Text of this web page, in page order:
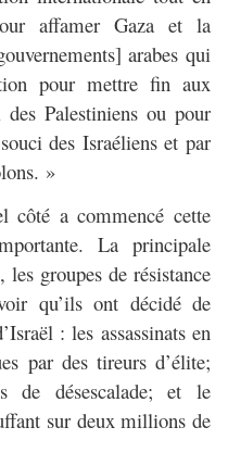
affamer Gaza et la
arabes qui
pour mettre fin aux
Palestiniens ou pour
des Israéliens et par
»
côté a commencé cette
La principale
groupes de résistance
qu’ils ont décidé de
: les assassinats en
par des tireurs d’élite;
de désescalade; et le
sur deux millions de